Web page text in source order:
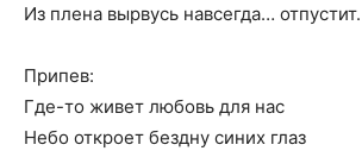
Из плена вырвусь навсегда… отпустит.
Припев:
Где-то живет любовь для нас
Небо откроет бездну синих глаз